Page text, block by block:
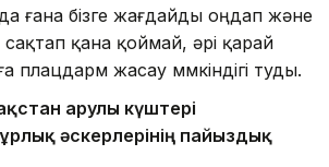
ғана бізге жағдайды оңдап және
сақтап қана қоймай, әрі қарай
плацдарм жасау мүмкіндігі туды.
Қарулы күштері
әскерлерінің пайыздық